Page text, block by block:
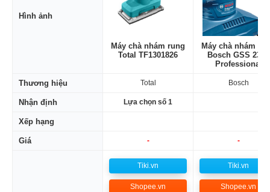
Hình ảnh
Máy chà nhám rung
Total TF1301826
Máy chà nhám
Bosch GSS 2300
Professional
Thương hiệu Total Bosch
Nhận định Lựa chọn số 1
Xếp hạng
Giá - -
Tiki.vn
Shopee.vn
Tiki.vn
Shopee.vn